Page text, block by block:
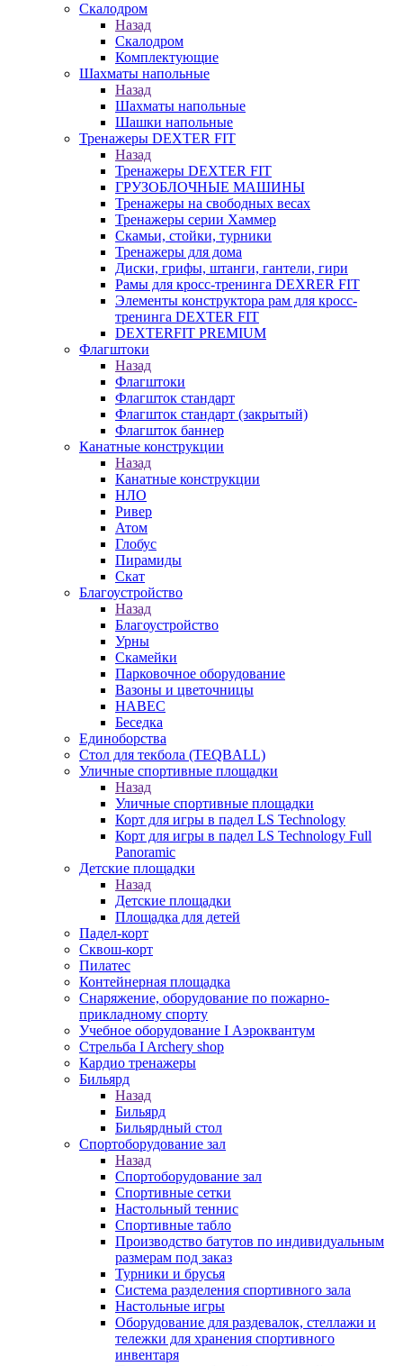
Скалодром
Назад
Скалодром
Комплектующие
Шахматы напольные
Назад
Шахматы напольные
Шашки напольные
Тренажеры DEXTER FIT
Назад
Тренажеры DEXTER FIT
ГРУЗОБЛОЧНЫЕ МАШИНЫ
Тренажеры на свободных весах
Тренажеры серии Хаммер
Скамьи, стойки, турники
Тренажеры для дома
Диски, грифы, штанги, гантели, гири
Рамы для кросс-тренинга DEXRER FIT
Элементы конструктора рам для кросс-
тренинга DEXTER FIT
DEXTERFIT PREMIUM
Флагштоки
Назад
Флагштоки
Флагшток стандарт
Флагшток стандарт (закрытый)
Флагшток баннер
Канатные конструкции
Назад
Канатные конструкции
НЛО
Ривер
Атом
Глобус
Пирамиды
Скат
Благоустройство
Назад
Благоустройство
Урны
Скамейки
Парковочное оборудование
Вазоны и цветочницы
НАВЕС
Беседка
Единоборства
Стол для текбола (TEQBALL)
Уличные спортивные площадки
Назад
Уличные спортивные площадки
Корт для игры в падел LS Technology
Корт для игры в падел LS Technology Full
Panoramic
Детские площадки
Назад
Детские площадки
Площадка для детей
Падел-корт
Сквош-корт
Пилатес
Контейнерная площадка
Снаряжение, оборудование по пожарно-
прикладному спорту
Учебное оборудование I Аэроквантум
Стрельба I Archery shop
Кардио тренажеры
Бильярд
Назад
Бильярд
Бильярдный стол
Спортоборудование зал
Назад
Спортоборудование зал
Спортивные сетки
Настольный теннис
Спортивные табло
Производство батутов по индивидуальным
размерам под заказ
Турники и брусья
Система разделения спортивного зала
Настольные игры
Оборудование для раздевалок, стеллажи и
тележки для хранения спортивного
инвентаря